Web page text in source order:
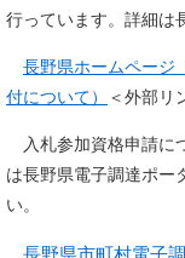
行っています。詳細は
長野県ホームページ
付について）
＜外部リ
入札参加資格申請に
は長野県電子調達ポー
い。
長野県市町村電子